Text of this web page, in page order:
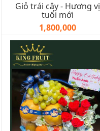
Giỏ trái cây - Hương vị
tuổi mới
1,800,000